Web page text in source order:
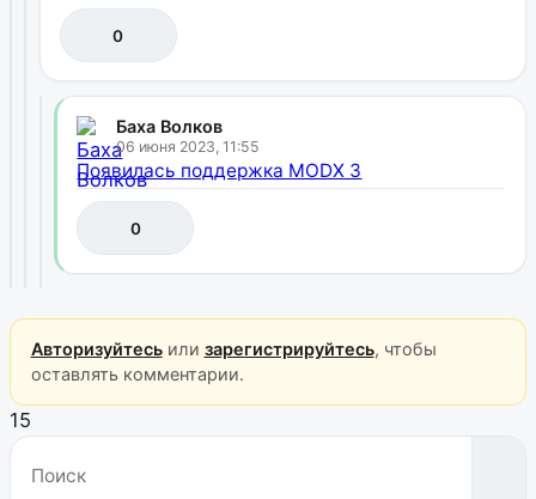
0
Баха Волков
06 июня 2023, 11:55
Появилась поддержка MODX 3
0
Авторизуйтесьили зарегистрируйтесь, чтобы
оставлять комментарии.
15